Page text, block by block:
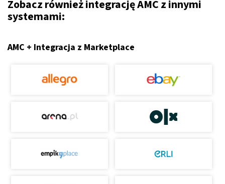
Zobacz również integrację AMC z innymi
systemami:
AMC + Integracja z Marketplace